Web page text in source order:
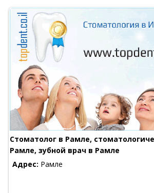
Стоматолог в Рамле,
Рамле, зубной врач в Рамле
Адрес: Рамле